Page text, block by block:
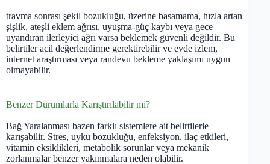
travma sonrası şekil bozukluğu, üzerine basamama, hızla artan
şişlik, ateşli eklem ağrısı, uyuşma-güç kaybı veya gece
uyandıran ilerleyici ağrı varsa beklemek güvenli değildir. Bu
belirtiler acil değerlendirme gerektirebilir ve evde izlem,
internet araştırması veya randevu bekleme yaklaşımı uygun
olmayabilir.
Benzer Durumlarla Karıştırılabilir mi?
Bağ Yaralanması bazen farklı sistemlere ait belirtilerle
karışabilir. Stres, uyku bozukluğu, enfeksiyon, ilaç etkileri,
vitamin eksiklikleri, metabolik sorunlar veya mekanik
zorlanmalar benzer yakınmalara neden olabilir.